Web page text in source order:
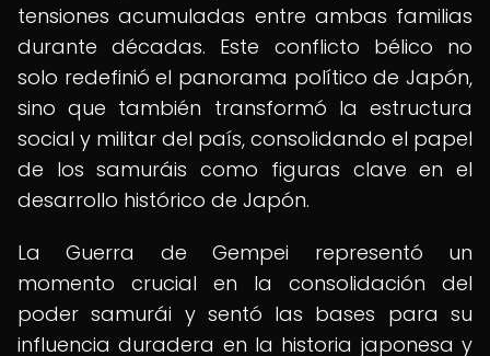
tensiones acumuladas entre ambas familias
durante décadas. Este conflicto bélico no
solo redefinió el panorama político de Japón,
sino que también transformó la estructura
social y militar del país, consolidando el papel
de los samuráis como figuras clave en el
desarrollo histórico de Japón.
La Guerra de Gempei representó un
momento crucial en la consolidación del
poder samurái y sentó las bases para su
influencia duradera en la historia japonesa y